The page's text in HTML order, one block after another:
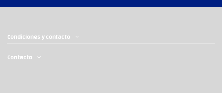
Condiciones y contacto
Contacto